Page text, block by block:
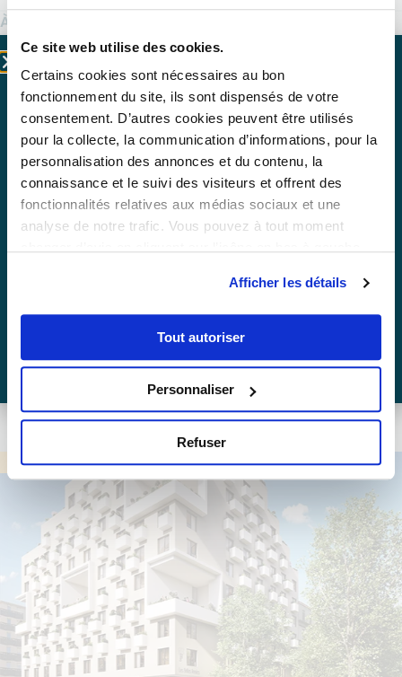
Ce site web utilise des cookies.
Certains cookies sont nécessaires au bon
fonctionnement du site, ils sont dispensés de votre
consentement. D’autres cookies peuvent être utilisés
pour la collecte, la communication d’informations, pour la
personnalisation des annonces et du contenu, la
connaissance et le suivi des visiteurs et offrent des
fonctionnalités relatives aux médias sociaux et une
analyse de notre trafic. Vous pouvez à tout moment
Afficher les détails
Tout autoriser
Personnaliser
Refuser
À PARTIR DE
LIVRAISON PRÉVISIONNELLE : AOÛT 2028
STUD’ESTE
INVESTIR À
Montpellier
LIVRAISON PRÉVISIONNELLE : JUILLET 2028
COURS 36
Vous êtes ?
Promoteurs &
institutionnels
Vous souhaitez
Particuliers
Vous souhaitez investir
dans l’immobilier locatif
(LMNP).